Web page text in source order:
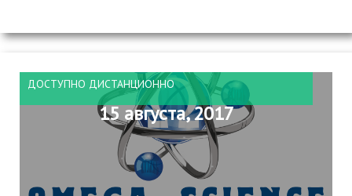
ДОСТУПНО ДИСТАНЦИОННО
15 августа, 2017